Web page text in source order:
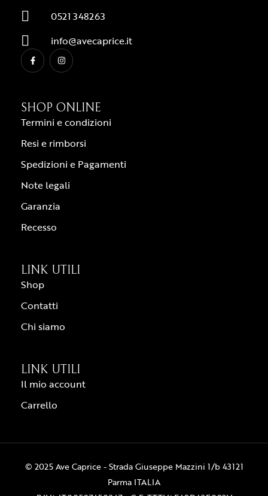
0521 348263
info@avecaprice.it
SHOP ONLINE
Termini e condizioni
Resi e rimborsi
Spedizioni e Pagamenti
Note legali
Garanzia
Recesso
LINK UTILI
Shop
Contatti
Chi siamo
LINK UTILI
Il mio account
Carrello
© 2025 Ave Caprice - Strada Giuseppe Mazzini 1/b 43121
Parma ITALIA